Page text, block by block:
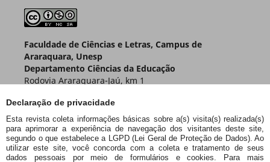
Declaração de privacidade
Esta revista coleta informações básicas sobre a(s) visita(s) realizada(s)
para aprimorar a experiência de navegação dos visitantes deste site,
segundo o que estabelece a LGPD (Lei Geral de Proteção de Dados). Ao
utilizar este site, você concorda com a coleta e tratamento de seus
dados pessoais por meio de formulários e cookies. Para mais
Faculdade de Ciências e Letras, Campus de
Araraquara, Unesp
Departamento Ciências da Educação
Rodovia Araraquara-Jaú, km 1
Araraquara – SP – Brasil